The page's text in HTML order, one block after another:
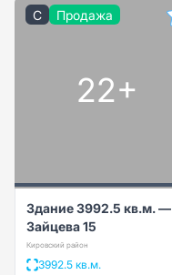
C Продажа
22+
Здание 3992.5 кв.м. —
Зайцева 15
Кировский район
3992.5 кв.м.